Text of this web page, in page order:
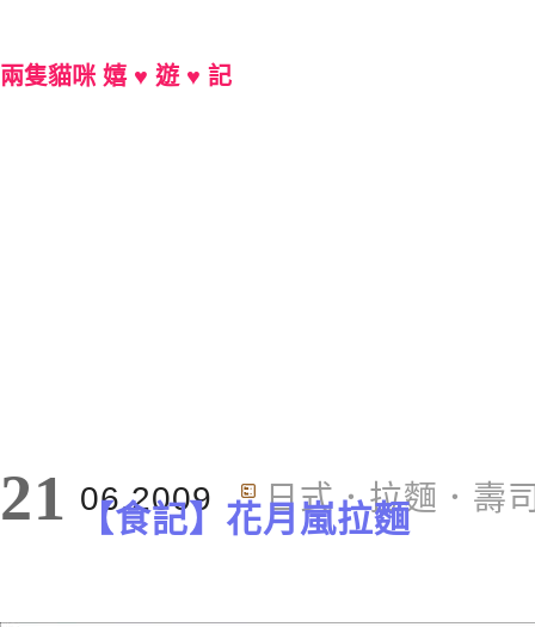
兩隻貓咪 嬉 ♥ 遊 ♥ 記
21 06.2009 日式．拉麵．壽
【食記】花月嵐拉麵